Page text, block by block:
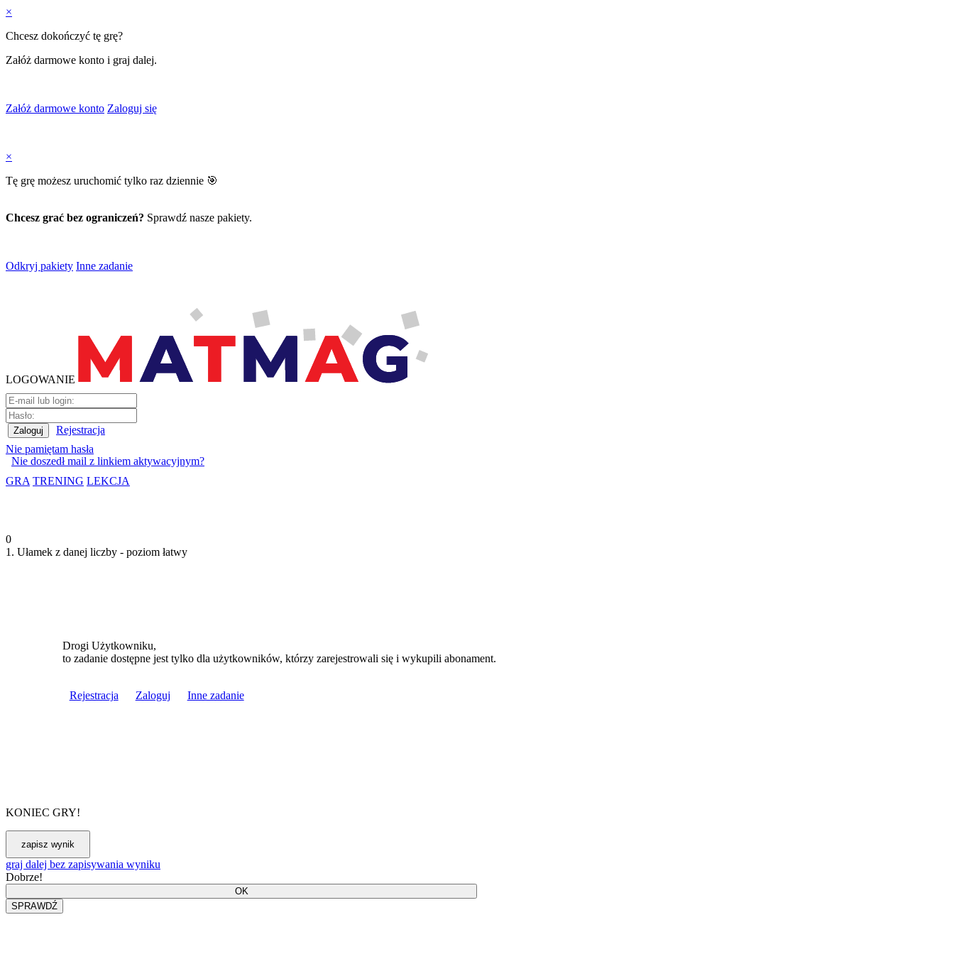
×
Chcesz dokończyć tę grę?
Załóż darmowe konto i graj dalej.
Załóż darmowe konto Zaloguj się
×
Tę grę możesz uruchomić tylko raz dziennie 🎯
Chcesz grać bez ograniczeń? Sprawdź nasze pakiety.
Odkryj pakiety Inne zadanie
LOGOWANIE
Rejestracja
Nie pamiętam hasła
Nie doszedł mail z linkiem aktywacyjnym?
GRA TRENING LEKCJA
0
1. Ułamek z danej liczby - poziom łatwy
Drogi Użytkowniku,
to zadanie dostępne jest tylko dla użytkowników, którzy zarejestrowali się i wykupili abonament.
Rejestracja Zaloguj Inne zadanie
KONIEC GRY!
graj dalej bez zapisywania wyniku
Dobrze!